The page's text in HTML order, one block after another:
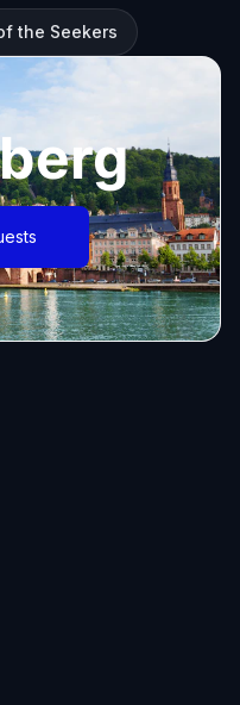
the Seekers